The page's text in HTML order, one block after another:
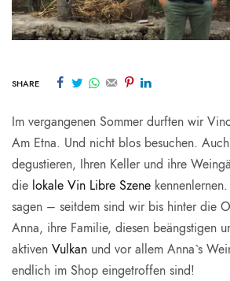
SHARE
Im vergangenen Sommer durften wir
Am Etna. Und nicht blos besuchen.
degustieren, Ihren Keller und ihre
die lokale Vin Libre Szene
sagen – seitdem sind wir bis hinter die
Anna, ihre Familie, diesen beängstigen
aktivenVulkan und vor allem Anna`s
endlich im Shop eingetroffen sind!